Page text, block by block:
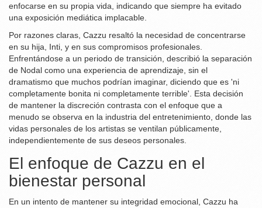
enfocarse en su propia vida, indicando que siempre ha evitado
una exposición mediática implacable.
Por razones claras, Cazzu resaltó la necesidad de concentrarse
en su hija, Inti, y en sus compromisos profesionales.
Enfrentándose a un periodo de transición, describió la separación
de Nodal como una experiencia de aprendizaje, sin el
dramatismo que muchos podrían imaginar, diciendo que es 'ni
completamente bonita ni completamente terrible'. Esta decisión
de mantener la discreción contrasta con el enfoque que a
menudo se observa en la industria del entretenimiento, donde las
vidas personales de los artistas se ventilan públicamente,
independientemente de sus deseos personales.
El enfoque de Cazzu en el
bienestar personal
En un intento de mantener su integridad emocional, Cazzu ha